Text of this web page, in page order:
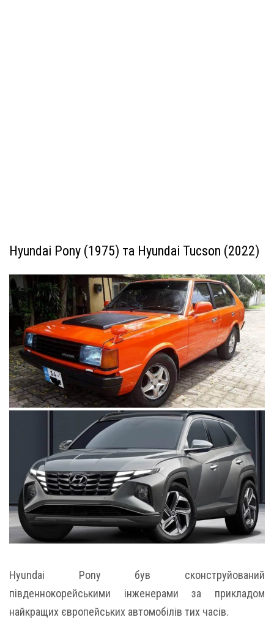
Hyundai Pony (1975) та Hyundai Tucson (2022)
Hyundai Pony був сконструйований
південнокорейськими інженерами за прикладом
найкращих європейських автомобілів тих часів.